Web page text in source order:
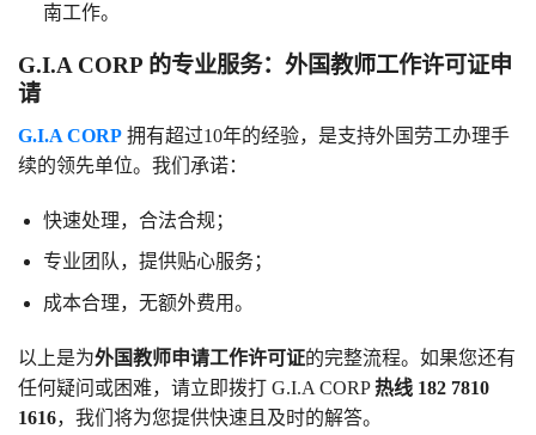
南工作。
G.I.A CORP 的专业服务：外国教师工作许可证申
请
G.I.A CORP 拥有超过10年的经验，是支持外国劳工办理手
续的领先单位。我们承诺：
快速处理，合法合规；
专业团队，提供贴心服务；
成本合理，无额外费用。
以上是为外国教师申请工作许可证的完整流程。如果您还有
任何疑问或困难，请立即拨打 G.I.A CORP热线 182 7810
1616，我们将为您提供快速且及时的解答。